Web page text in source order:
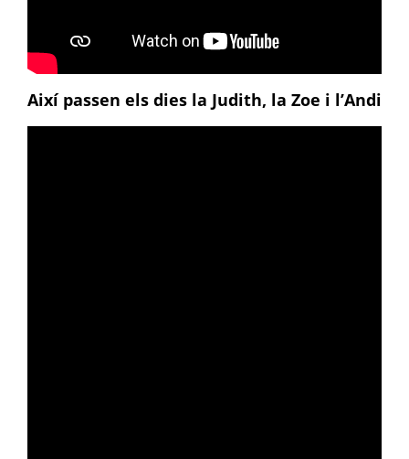
Així passen els dies la Judith, la Zoe i l’Andi